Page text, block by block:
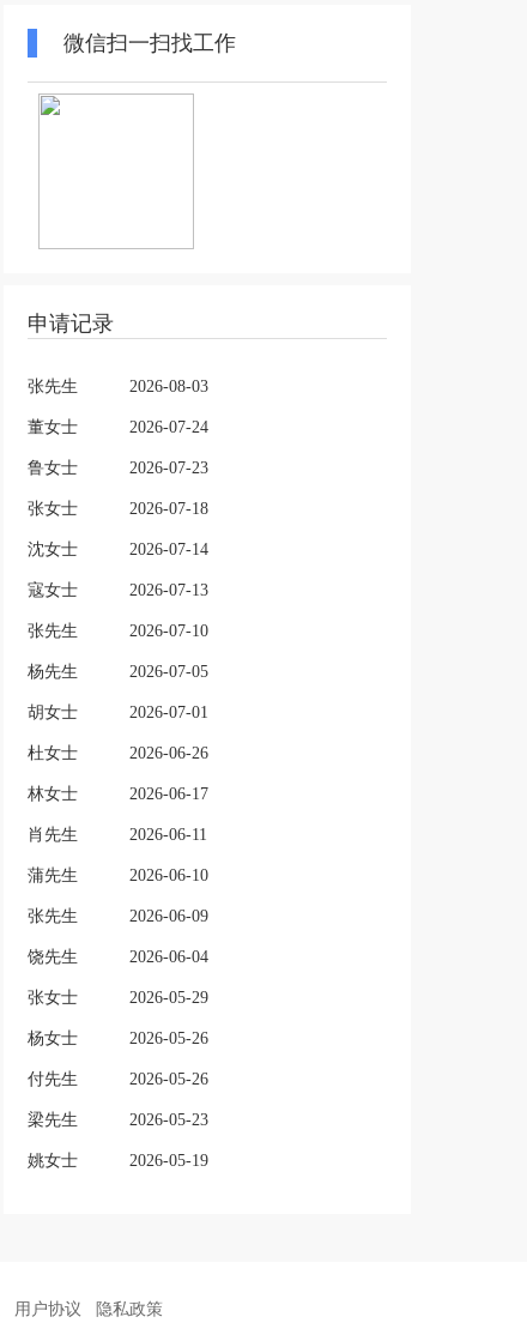
微信扫一扫找工作
申请记录
张先生 2026-08-03
董女士 2026-07-24
鲁女士 2026-07-23
张女士 2026-07-18
沈女士 2026-07-14
寇女士 2026-07-13
张先生 2026-07-10
杨先生 2026-07-05
胡女士 2026-07-01
杜女士 2026-06-26
林女士 2026-06-17
肖先生 2026-06-11
蒲先生 2026-06-10
张先生 2026-06-09
饶先生 2026-06-04
张女士 2026-05-29
杨女士 2026-05-26
付先生 2026-05-26
梁先生 2026-05-23
姚女士 2026-05-19
用户协议 隐私政策